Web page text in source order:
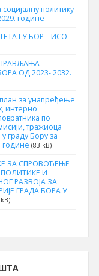
политику
године
ГУ БОР – ИСО
ОД 2023- 2032.
за унапређење
интерно
по
тражиоца
граду Бору за
године (83 kB)
ЗА СПРОВОЂЕЊЕ
И
РАЗВОЈА ЗА
ГРАДА БОРА У